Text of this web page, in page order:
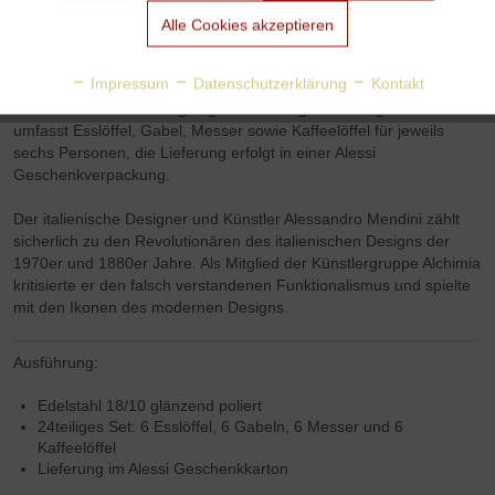
Alessi Asta Besteck / Asta Cuttery von Alessandro Mendini
Das Asta Besteck wurde von Alessi 2025 nach dem Entwurf von
umfasst Esslöffel, Gabel, Messer sowie Kaffeelöffel für jeweils
sechs Personen, die Lieferung erfolgt in einer Alessi
Geschenkverpackung.
Der italienische Designer und Künstler Alessandro Mendini zählt
sicherlich zu den Revolutionären des italienischen Designs der
1970er und 1880er Jahre. Als Mitglied der Künstlergruppe Alchimia
kritisierte er den falsch verstandenen Funktionalismus und spielte
mit den Ikonen des modernen Designs.
Ausführung:
Edelstahl 18/10 glänzend poliert
24teiliges Set: 6 Esslöffel, 6 Gabeln, 6 Messer und 6
Kaffeelöffel
Lieferung im Alessi Geschenkkarton
Aktiv
Personalisierung
Service Aktiv
Alle Cookies akzeptieren
Impressum Datenschutzerklärung Kontakt